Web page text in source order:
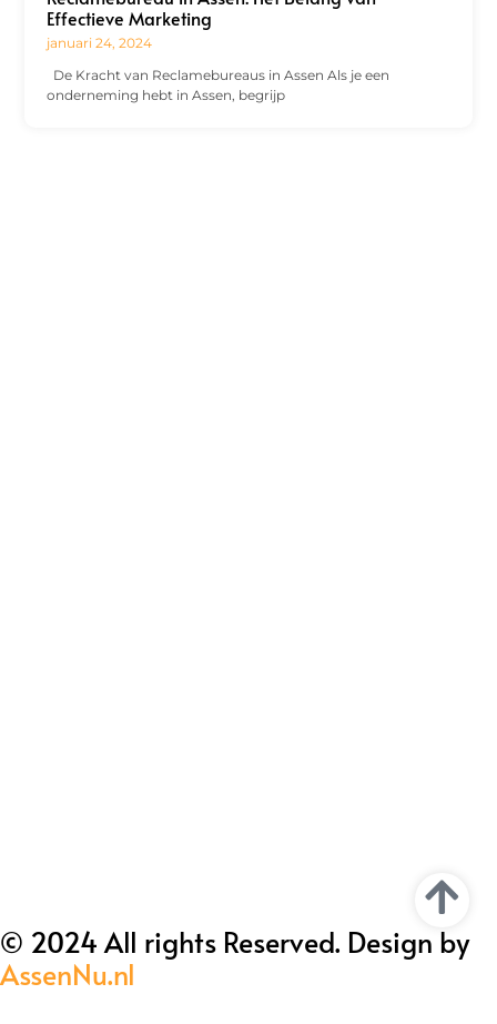
Effectieve Marketing
januari 24, 2024
De Kracht van Reclamebureaus in Assen Als je een
onderneming hebt in Assen, begrijp
© 2024 All rights Reserved. Design by
AssenNu.nl